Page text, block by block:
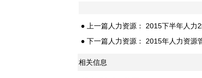
● 上一篇人力资源： 2015下半年人力
● 下一篇人力资源： 2015年人力资源
相关信息